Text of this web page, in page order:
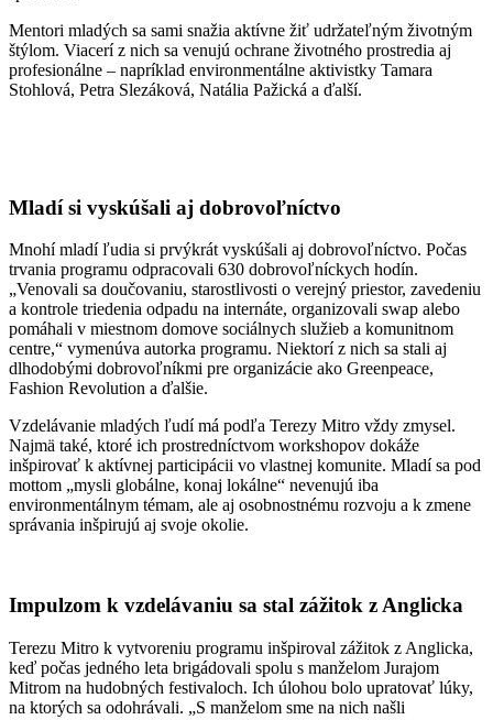
Mentori mladých sa sami snažia aktívne žiť udržateľným životným
štýlom. Viacerí z nich sa venujú ochrane životného prostredia aj
profesionálne – napríklad environmentálne aktivistky Tamara
Stohlová, Petra Slezáková, Natália Pažická a ďalší.
Mladí si vyskúšali aj dobrovoľníctvo
Mnohí mladí ľudia si prvýkrát vyskúšali aj dobrovoľníctvo. Počas
trvania programu odpracovali 630 dobrovoľníckych hodín.
„Venovali sa doučovaniu, starostlivosti o verejný priestor, zavedeniu
a kontrole triedenia odpadu na internáte, organizovali swap alebo
pomáhali v miestnom domove sociálnych služieb a komunitnom
centre,“ vymenúva autorka programu. Niektorí z nich sa stali aj
dlhodobými dobrovoľníkmi pre organizácie ako Greenpeace,
Fashion Revolution a ďalšie.
Vzdelávanie mladých ľudí má podľa Terezy Mitro vždy zmysel.
Najmä také, ktoré ich prostredníctvom workshopov dokáže
inšpirovať k aktívnej participácii vo vlastnej komunite. Mladí sa pod
mottom „mysli globálne, konaj lokálne“ nevenujú iba
environmentálnym témam, ale aj osobnostnému rozvoju a k zmene
správania inšpirujú aj svoje okolie.
Impulzom k vzdelávaniu sa stal zážitok z Anglicka
Terezu Mitro k vytvoreniu programu inšpiroval zážitok z Anglicka,
keď počas jedného leta brigádovali spolu s manželom Jurajom
Mitrom na hudobných festivaloch. Ich úlohou bolo upratovať lúky,
na ktorých sa odohrávali. „S manželom sme na nich našli